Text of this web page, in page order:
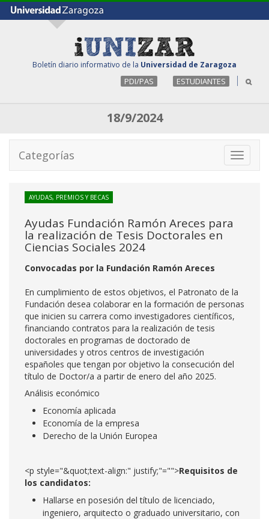
Boletín diario informativo de la Universidad de Zaragoza
PDI/PAS ESTUDIANTES
18/9/2024
Toggle
Categorías
AYUDAS, PREMIOS Y BECAS
Ayudas Fundación Ramón Areces para
la realización de Tesis Doctorales en
Ciencias Sociales 2024
Convocadas por la Fundación Ramón Areces
En cumplimiento de estos objetivos, el Patronato de la
Fundación desea colaborar en la formación de personas
que inicien su carrera como investigadores científicos,
financiando contratos para la realización de tesis
doctorales en programas de doctorado de
universidades y otros centros de investigación
españoles que tengan por objetivo la consecución del
título de Doctor/a a partir de enero del año 2025.
Análisis económico
Economía aplicada
Economía de la empresa
Derecho de la Unión Europea
<p style="&quot;text-align:" justify;"="">Requisitos de
los candidatos:
Hallarse en posesión del título de licenciado,
ingeniero, arquitecto o graduado universitario, con